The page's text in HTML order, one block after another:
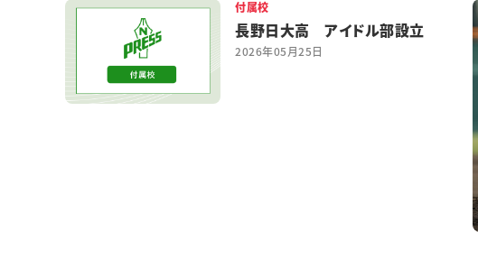
付属校
長野日大高 アイドル部設立
2026年05月25日